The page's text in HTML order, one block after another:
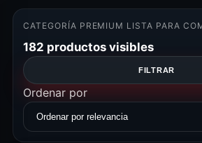
CATEGORÍA PREMIUM LISTA PARA
182 productos visibles
FILTRAR
Ordenar por